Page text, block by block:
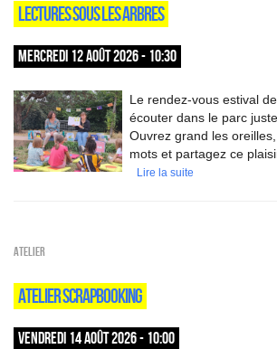
LECTURES SOUS LES ARBRES
MERCREDI 12 AOÛT 2026 - 10:30
Le rendez-vous estival
écouter dans le parc
Ouvrez grand les
mots et partagez ce
Lire la suite
Atelier
ATELIER SCRAPBOOKING
VENDREDI 14 AOÛT 2026 - 10:00